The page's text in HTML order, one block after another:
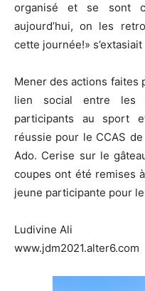
organisé et se sont
aujourd’hui, on les
cette journée!»
Mener des actions faites
lien social entre les
participants au sport
réussie pour le CCAS
Ado. Cerise sur le
coupes ont été remises
jeune participante pour
Ludivine Ali
www.jdm2021.alter6.com